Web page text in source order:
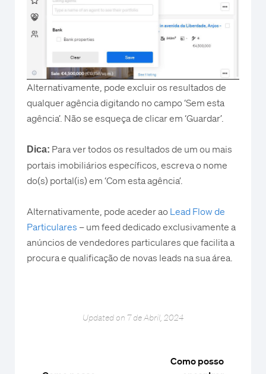
Alternativamente, pode excluir os resultados de
qualquer agência digitando no campo ‘Sem esta
agência’. Não se esqueça de clicar em ‘Guardar’.
Dica: Para ver todos os resultados de um ou mais
portais imobiliários específicos, escreva o nome
do(s) portal(is) em ‘Com esta agência’.
Alternativamente, pode aceder aoLead Flow de
Particulares – um feed dedicado exclusivamente a
anúncios de vendedores particulares que facilita a
procura e qualificação de novas leads na sua área.
Updated on 7 de Abril, 2024
Como posso